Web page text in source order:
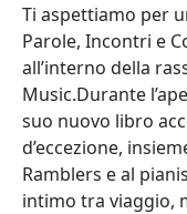
Ti aspettiamo per
Parole, Incontri e
all’interno della
Music.Durante
suo nuovo libro
d’eccezione,
Ramblers e al
intimo tra viaggio,